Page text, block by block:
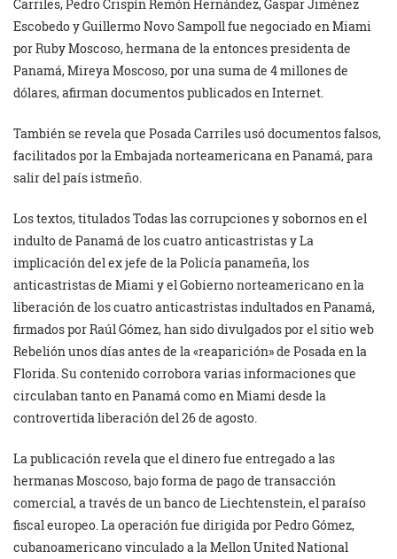
Carriles, Pedro Crispín Remón Hernández, Gaspar Jiménez
Escobedo y Guillermo Novo Sampoll fue negociado en Miami
por Ruby Moscoso, hermana de la entonces presidenta de
Panamá, Mireya Moscoso, por una suma de 4 millones de
dólares, afirman documentos publicados en Internet.
También se revela que Posada Carriles usó documentos falsos,
facilitados por la Embajada norteamericana en Panamá, para
salir del país istmeño.
Los textos, titulados Todas las corrupciones y sobornos en el
indulto de Panamá de los cuatro anticastristas y La
implicación del ex jefe de la Policía panameña, los
anticastristas de Miami y el Gobierno norteamericano en la
liberación de los cuatro anticastristas indultados en Panamá,
firmados por Raúl Gómez, han sido divulgados por el sitio web
Rebelión unos días antes de la «reaparición» de Posada en la
Florida. Su contenido corrobora varias informaciones que
circulaban tanto en Panamá como en Miami desde la
controvertida liberación del 26 de agosto.
La publicación revela que el dinero fue entregado a las
hermanas Moscoso, bajo forma de pago de transacción
comercial, a través de un banco de Liechtenstein, el paraíso
fiscal europeo. La operación fue dirigida por Pedro Gómez,
cubanoamericano vinculado a la Mellon United National